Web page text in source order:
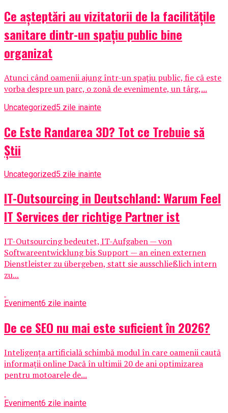
Ce așteptări au vizitatorii de la facilitățile
sanitare dintr-un spațiu public bine
organizat
Atunci când oamenii ajung într-un spațiu public, fie că este
vorba despre un parc, o zonă de evenimente, un târg,...
Uncategorized5 zile inainte
Ce Este Randarea 3D? Tot ce Trebuie să
Știi
Uncategorized5 zile inainte
IT-Outsourcing in Deutschland: Warum Feel
IT Services der richtige Partner ist
IT-Outsourcing bedeutet, IT-Aufgaben — von
Softwareentwicklung bis Support — an einen externen
Dienstleister zu übergeben, statt sie ausschließlich intern
zu...
Eveniment6 zile inainte
De ce SEO nu mai este suficient în 2026?
Inteligența artificială schimbă modul în care oamenii caută
informații online Dacă în ultimii 20 de ani optimizarea
pentru motoarele de...
Eveniment6 zile inainte